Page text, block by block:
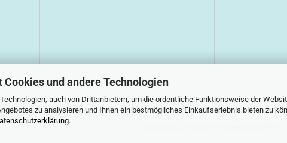
und andere Technologien
auch von Drittanbietern, um die ordentliche Funktionsweise der
zu analysieren und Ihnen ein bestmögliches Einkaufserlebnis bieten zu
.